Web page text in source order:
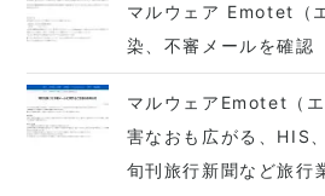
マルウェア Emotet（
染、不審メールを確認
マルウェアEmotet（
害なおも広がる、HIS
旬刊旅行新聞など旅行